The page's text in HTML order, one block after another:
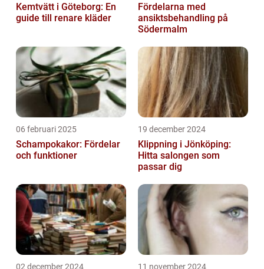
Kemtvätt i Göteborg: En
guide till renare kläder
Fördelarna med
ansiktsbehandling på
Södermalm
06 februari 2025
Schampokakor: Fördelar
och funktioner
19 december 2024
Klippning i Jönköping:
Hitta salongen som
passar dig
02 december 2024 11 november 2024